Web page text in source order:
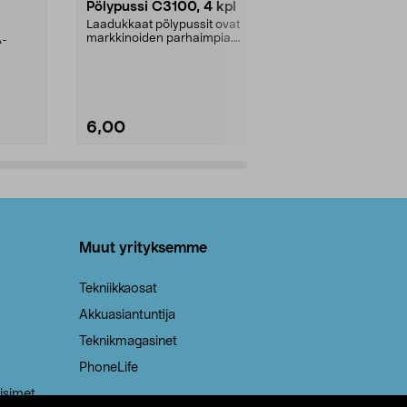
Pölypussi C3100, 4 kpl
Laadukkaat pölypussit ovat
markkinoiden parhaimpia.
6,00
Muut yrityksemme
Tekniikkaosat
Akkuasiantuntija
Teknikmagasinet
PhoneLife